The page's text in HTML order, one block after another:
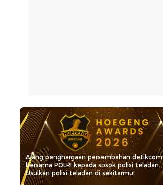
Ajang penghargaan persembahan detikcom
bersama POLRI kepada sosok polisi teladan.
Usulkan polisi teladan di sekitarmu!